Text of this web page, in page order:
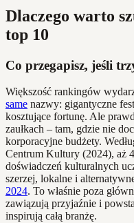
Dlaczego warto
top 10
Co przegapisz, jeśli
Większość rankingów
same nazwy: gigantyczne
kosztujące fortunę. Ale
zaułkach – tam, gdzie nie
korporacyjne budżety.
Centrum Kultury (2024), aż
doświadczeń kulturalnych
szerzej, lokalne i
2024. To właśnie poza
zawiązują przyjaźnie i
inspirują całą branżę.